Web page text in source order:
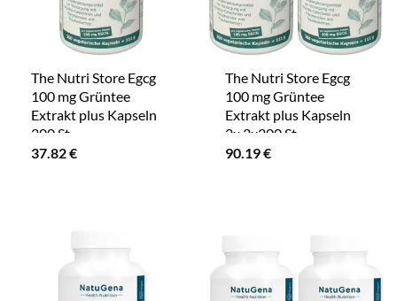
The Nutri Store Egcg
100 mg Grüntee
Extrakt plus Kapseln
200 St
37.82€
The Nutri Store Egcg
100 mg Grüntee
Extrakt plus Kapseln
2x 2x200 St
90.19€